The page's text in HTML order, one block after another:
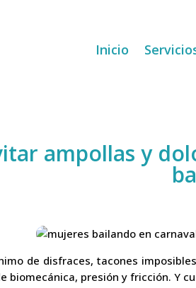
Inicio
ampollas y
de disfraces, tacones
biomecánica, presión y fricción. Y